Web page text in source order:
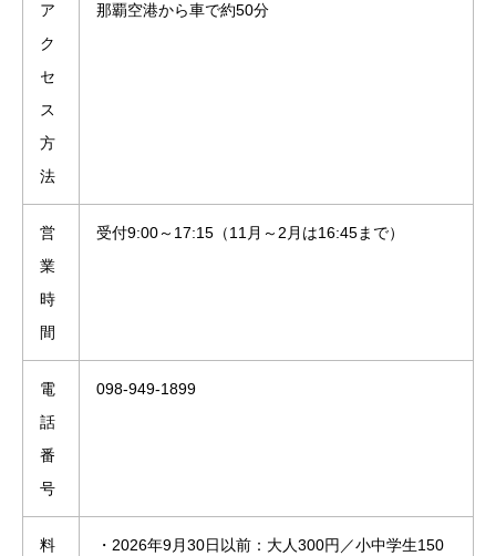
ア
ク
セ
ス
方
法
那覇空港から車で約50分
営
業
時
間
受付9:00～17:15（11月～2月は16:45まで）
電
話
番
号
098-949-1899
料
・2026年9月30日以前：大人300円／小中学生150